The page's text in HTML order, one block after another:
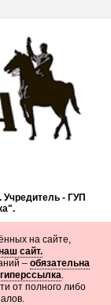
Учредитель - ГУП
на сайте,
сайт.
– обязательна
.
от полного либо